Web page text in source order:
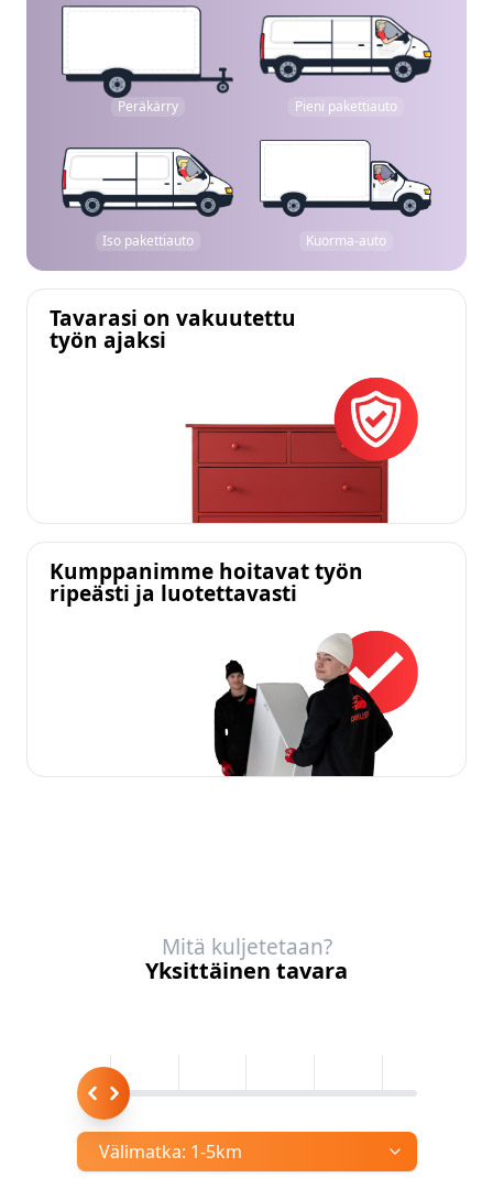
Peräkärry Pieni pakettiauto
Iso pakettiauto Kuorma-auto
Tavarasi on vakuutettu
työn ajaksi
Kumppanimme hoitavat työn
ripeästi ja luotettavasti
Mitä kuljetetaan?
Yksittäinen tavara
Välimatka: 1-5km